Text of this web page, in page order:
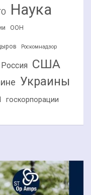
Наука
ООН
Роскомнадзор
Россия США
Украины
госкорпорации